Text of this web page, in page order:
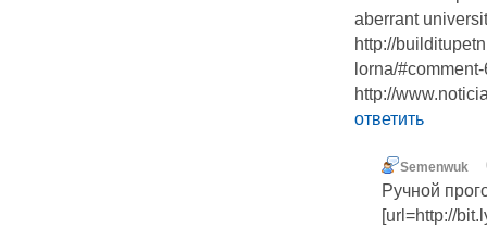
aberrant
http://
lorna/
http://
ответить
Semenwuk
Ручной
[url=http://